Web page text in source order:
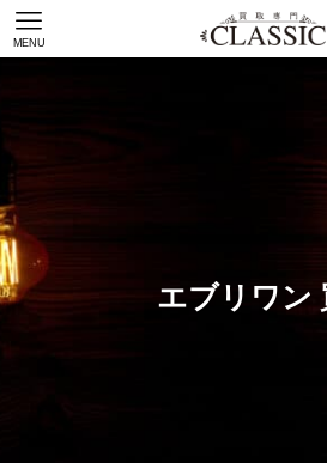
MENU
エブリワン